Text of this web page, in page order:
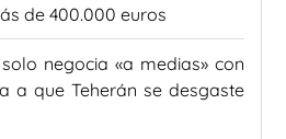
de 400.000 euros
negocia «a medias» con
a que Teherán se desgaste